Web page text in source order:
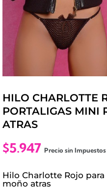
HILO CHARLOTTE
PORTALIGAS MINI
ATRAS
$5.947 Precio sin
Hilo Charlotte Rojo
moño atras